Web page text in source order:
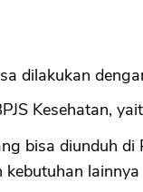
dilakukan
Kesehatan,
bisa diunduh
lainnya